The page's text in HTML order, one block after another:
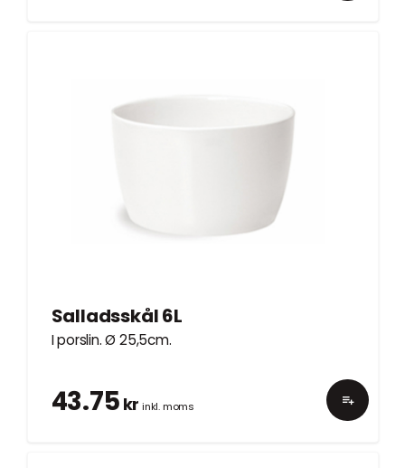
Salladsskål 6L
I porslin. Ø 25,5cm.
43.75 kr inkl. moms